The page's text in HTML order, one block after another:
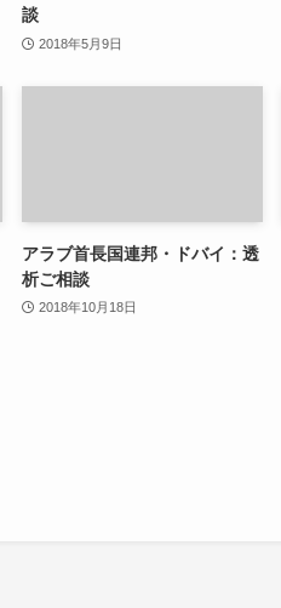
談
2018年5月9日
アラブ首長国連邦・ドバイ：透
析ご相談
2018年10月18日